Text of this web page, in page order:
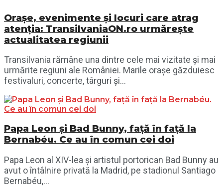
Orașe, evenimente și locuri care atrag
atenția: TransilvaniaON.ro urmărește
actualitatea regiunii
Transilvania rămâne una dintre cele mai vizitate și mai
urmărite regiuni ale României. Marile orașe găzduiesc
festivaluri, concerte, târguri și...
Papa Leon și Bad Bunny, față în față la
Bernabéu. Ce au în comun cei doi
Papa Leon al XIV-lea și artistul portorican Bad Bunny au
avut o întâlnire privată la Madrid, pe stadionul Santiago
Bernabéu,...